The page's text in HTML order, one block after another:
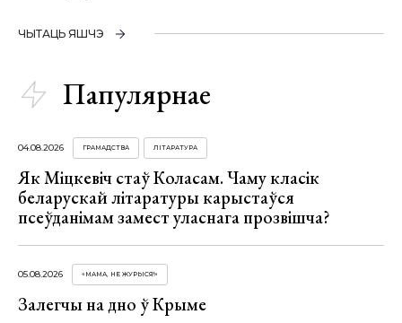
ЧЫТАЦЬ ЯШЧЭ
Папулярнае
04.08.2026 ГРАМАДСТВА ЛІТАРАТУРА
Як Міцкевіч стаў Коласам. Чаму класік
беларускай літаратуры карыстаўся
псеўданімам замест уласнага прозвішча?
05.08.2026 «МАМА, НЕ ЖУРЫСЯ!»
Залегчы на дно ў Крыме